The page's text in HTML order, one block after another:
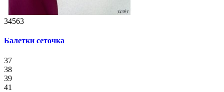
34563
Балетки сеточка
37
38
39
41